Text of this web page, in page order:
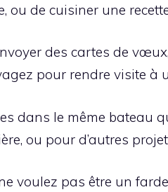
ou de cuisiner une
des cartes de
pour rendre visite à
dans le même bateau
ou pour d’autres
voulez pas être un